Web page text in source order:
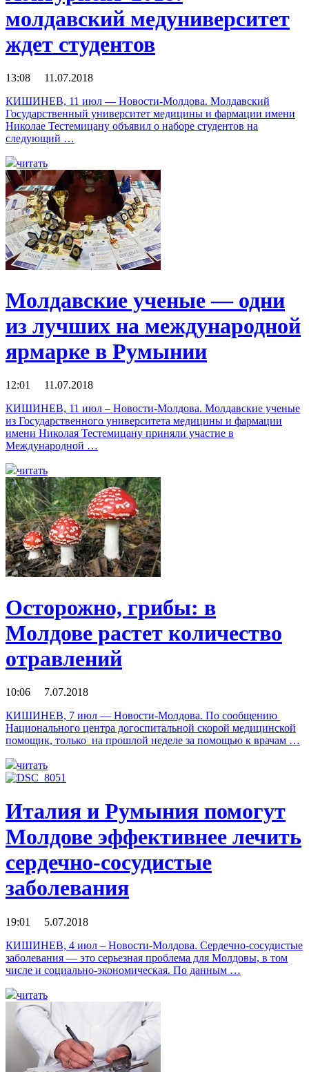
молдавский медуниверситет
ждет студентов
13:08 11.07.2018
КИШИНЕВ, 11 июл — Новости-Молдова. Молдавский
Государственный университет медицины и фармации имени
Николае Тестемицану объявил о наборе студентов на
следующий …
читать
Молдавские ученые — одни
из лучших на международной
ярмарке в Румынии
12:01 11.07.2018
КИШИНЕВ, 11 июл – Новости-Молдова. Молдавские ученые
из Государственного университета медицины и фармации
имени Николая Тестемицану приняли участие в
Международной …
читать
Осторожно, грибы: в
Молдове растет количество
отравлений
10:06 7.07.2018
КИШИНЕВ, 7 июл — Новости-Молдова. По сообщению
Национального центра догоспитальной скорой медицинской
помощик, только на прошлой неделе за помощью к врачам …
читать
Италия и Румыния помогут
Молдове эффективнее лечить
сердечно-сосудистые
заболевания
19:01 5.07.2018
КИШИНЕВ, 4 июл – Новости-Молдова. Сердечно-сосудистые
заболевания — это серьезная проблема для Молдовы, в том
числе и социально-экономическая. По данным …
читать